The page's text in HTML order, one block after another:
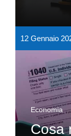
12 Gennaio
Economia
Cosa